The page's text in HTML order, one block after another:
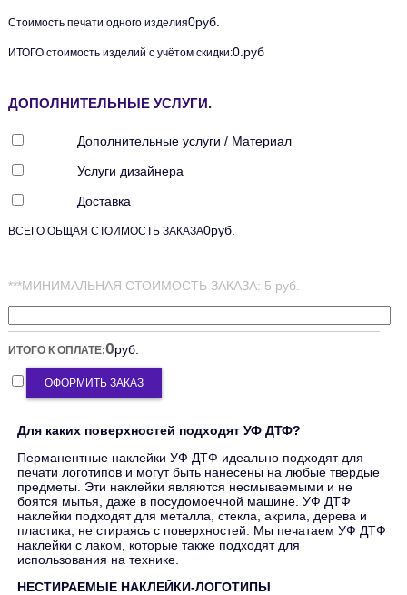
Стоимость печати одного изделия0руб.
ИТОГО стоимость изделий с учётом скидки:0.руб
ДОПОЛНИТЕЛЬНЫЕ УСЛУГИ.
Дополнительные услуги / Материал
Услуги дизайнера
Доставка
ВСЕГО ОБЩАЯ СТОИМОСТЬ ЗАКАЗА0руб.
***МИНИМАЛЬНАЯ СТОИМОСТЬ ЗАКАЗА: 5 руб.
ИТОГО К ОПЛАТЕ:0руб.
ОФОРМИТЬ ЗАКАЗ
Для каких поверхностей подходят УФ ДТФ?
Перманентные наклейки УФ ДТФ идеально подходят для
печати логотипов и могут быть нанесены на любые твердые
предметы. Эти наклейки являются несмываемыми и не
боятся мытья, даже в посудомоечной машине. УФ ДТФ
наклейки подходят для металла, стекла, акрила, дерева и
пластика, не стираясь с поверхностей. Мы печатаем УФ ДТФ
наклейки с лаком, которые также подходят для
использования на технике.
НЕСТИРАЕМЫЕ НАКЛЕЙКИ-ЛОГОТИПЫ